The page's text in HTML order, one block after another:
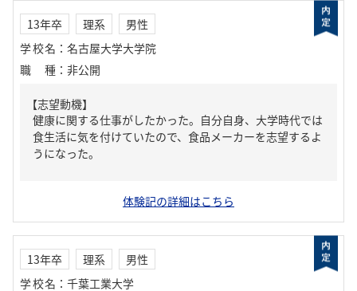
13年卒 理系
男性
学校名 ： 名古屋大学大学院
職種 ： 非公開
【志望動機】
健康に関する仕事がしたかった。自分自身、大学時代では
食生活に気を付けていたので、食品メーカーを志望するよ
うになった。
体験記の詳細はこちら
13年卒 理系
男性
学校名 ： 千葉工業大学